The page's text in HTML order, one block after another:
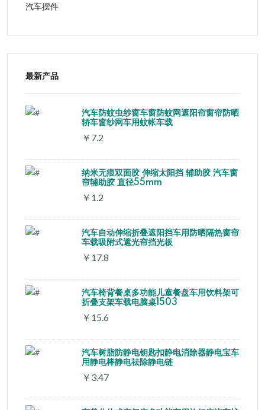
汽车摆件
最新产品
汽车防蚊虫纱窗车窗防蚊网遮阳帘窗帘防晒
轿车窗纱网车用蚊帐车载
￥7.2
纳米无痕双面胶 伸缩太阳挡 辅助胶 汽车窗
帘辅助胶 直径55mm
￥1.2
汽车自动伸缩折叠遮阳挡车用防晒隔热窗帘
车载吸附式遮光帘挡光板
￥17.8
汽车椅背餐桌多功能儿童餐盘车用饮料架可
折叠支架车载电脑桌1503
￥15.6
汽车树脂防静电钥匙扣静电消除器静电宝车
用静电棒静电祛除静电链
￥3.47